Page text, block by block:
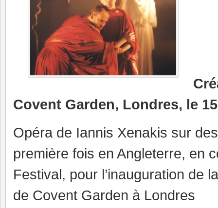
Covent Garden, Londres, le
Opéra de Iannis Xenakis sur
première fois en Angleterre, en
Festival, pour l’inauguration de
de Covent Garden à Londres